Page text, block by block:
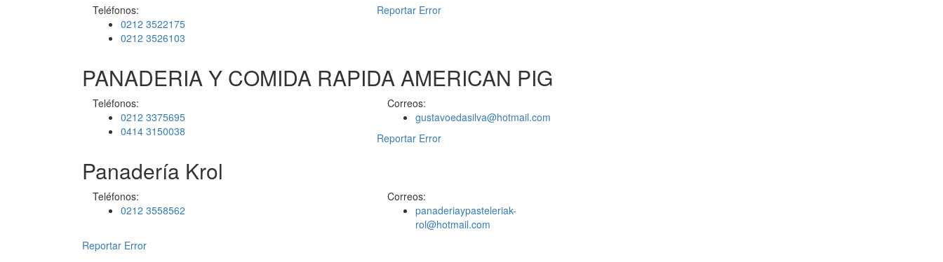
Teléfonos:
0212 3522175
0212 3526103
Reportar Error
PANADERIA Y COMIDA RAPIDA AMERICAN PIG
Teléfonos:
0212 3375695
0414 3150038
Correos:
gustavoedasilva@hotmail.com
Reportar Error
Panadería Krol
Teléfonos:
0212 3558562
Correos:
panaderiaypasteleriak-
rol@hotmail.com
Reportar Error